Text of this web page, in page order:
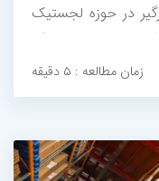
در حوزه لجستیک
به موضوع واژه
ایم.
زمان مطالعه : ۵ دقیقه